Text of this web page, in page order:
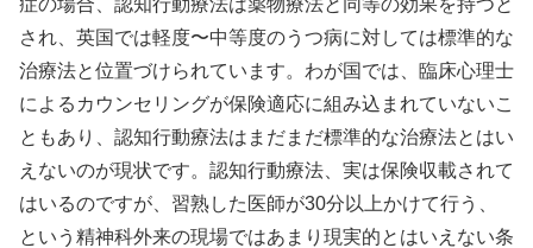
され、英国では軽度〜中等度のうつ病に対しては標準的な
治療法と位置づけられています。わが国では、臨床心理士
によるカウンセリングが保険適応に組み込まれていないこ
ともあり、認知行動療法はまだまだ標準的な治療法とはい
えないのが現状です。認知行動療法、実は保険収載されて
はいるのですが、習熟した医師が30分以上かけて行う、
という精神科外来の現場ではあまり現実的とはいえない条